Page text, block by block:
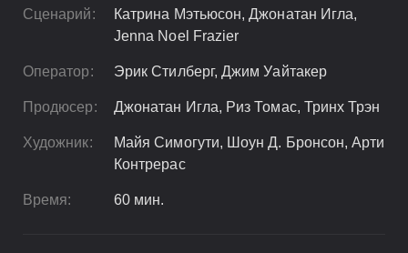
Сценарий:
Катрина Мэтьюсон, Джонатан Игла,
Jenna Noel Frazier
Оператор: Эрик Стилберг, Джим Уайтакер
Продюсер: Джонатан Игла, Риз Томас, Тринх Трэн
Художник:
Майя Симогути, Шоун Д. Бронсон, Арти
Контрерас
Время: 60 мин.